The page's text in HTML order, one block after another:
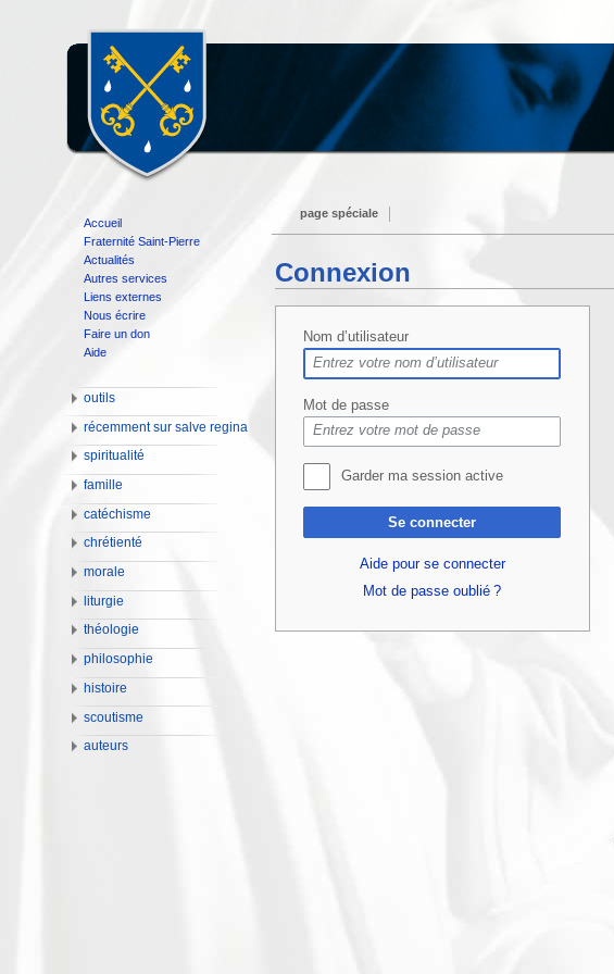
Connexion
Nom d’utilisateur
Mot de passe
Garder ma session active
Se connecter
Aide pour se connecter
Mot de passe oublié ?
page spéciale
Accueil
Fraternité Saint-Pierre
Actualités
Autres services
Liens externes
Nous écrire
Faire un don
Aide
outils
récemment sur salve regina
spiritualité
famille
catéchisme
chrétienté
morale
liturgie
théologie
philosophie
histoire
scoutisme
auteurs